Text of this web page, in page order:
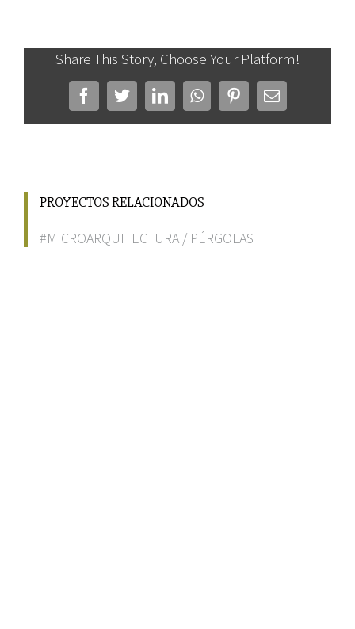
Share This Story, Choose Your Platform!
Facebook
TwitterLinkedInWhatsAppPinterestCorreo
electrónico
PROYECTOS RELACIONADOS
#MICROARQUITECTURA / PÉRGOLAS